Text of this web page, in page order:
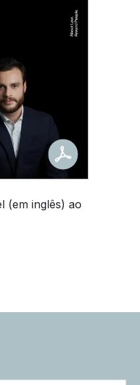
(em inglês) ao